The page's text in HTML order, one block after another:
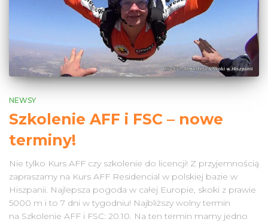
NEWSY
Szkolenie AFF i FSC – nowe
terminy!
Nie tylko Kurs AFF czy szkolenie do licencji! Z przyjemnością
zapraszamy na Kurs AFF Residencial w polskiej bazie w
Hiszpanii. Najlepsza pogoda w całej Europie, skoki z prawie
5000 m i to 7 dni w tygodniu! Najbliższy wolny termin
na Szkolenie AFF i FSC: 20.10. Na ten termin mamy jedno